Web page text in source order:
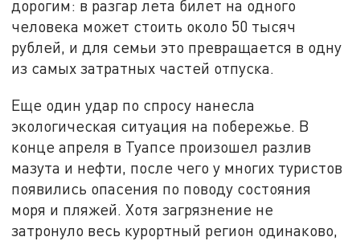
дорогим: в разгар лета билет на одного
человека может стоить около 50 тысяч
рублей, и для семьи это превращается в одну
из самых затратных частей отпуска.
Еще один удар по спросу нанесла
экологическая ситуация на побережье. В
конце апреля в Туапсе произошел разлив
мазута и нефти, после чего у многих туристов
появились опасения по поводу состояния
моря и пляжей. Хотя загрязнение не
затронуло весь курортный регион одинаково,